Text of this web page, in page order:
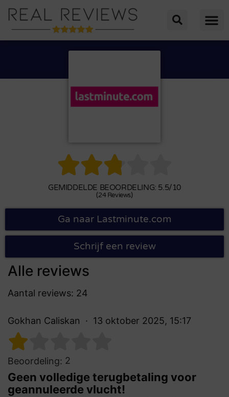

GEMIDDELDE BEOORDELING: 5.5/10
(24 Reviews)
Ga naar Lastminute.com
Schrijf een review
Alle reviews
Aantal reviews: 24
Gokhan Caliskan 13 oktober 2025, 15:17
Beoordeling: 2
Geen volledige terugbetaling voor
geannuleerde vlucht!